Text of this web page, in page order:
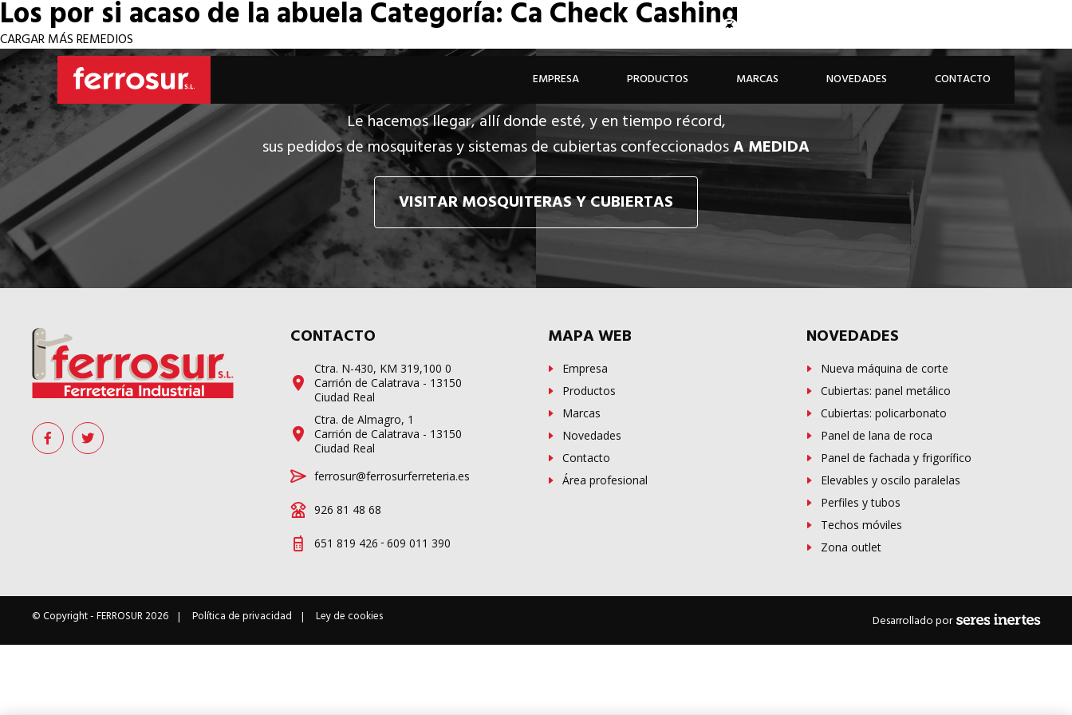
EMPRESA PRODUCTOS MARCAS NOVEDADES CONTACTO
Los por si acaso de la abuelaCategoría: Ca Check Cashing
CARGAR MÁS REMEDIOS
Le hacemos llegar, allí donde esté, y en tiempo récord,
sus pedidos de mosquiteras y sistemas de cubiertas confeccionadosA MEDIDA
VISITAR MOSQUITERAS Y CUBIERTAS
CONTACTO
Ctra. N-430, KM 319,100 0
Carrión de Calatrava - 13150
Ciudad Real
Ctra. de Almagro, 1
Carrión de Calatrava - 13150
Ciudad Real
ferrosur@ferrosurferreteria.es
926 81 48 68
651 819 426 - 609 011 390
MAPA WEB
Empresa
Productos
Marcas
Novedades
Contacto
Área profesional
NOVEDADES
Nueva máquina de corte
Cubiertas: panel metálico
Cubiertas: policarbonato
Panel de lana de roca
Panel de fachada y frigorífico
Elevables y oscilo paralelas
Perfiles y tubos
Techos móviles
Zona outlet
© Copyright -FERROSUR2026 Política de privacidad Ley de cookies Desarrollado por